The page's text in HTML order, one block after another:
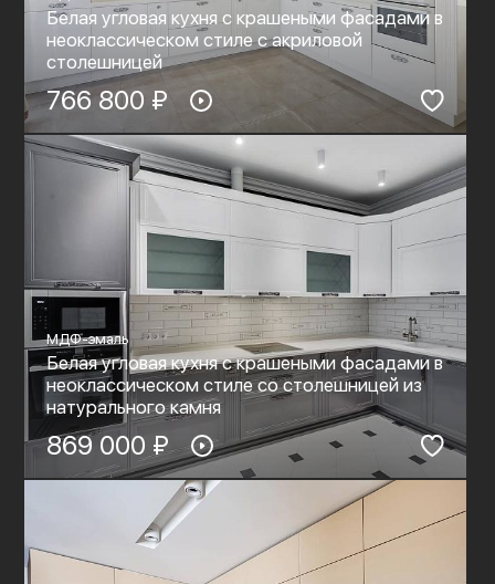
Белая угловая кухня с крашеными фасадами в
неоклассическом стиле c акриловой
столешницей
766 800 ₽
МДФ-эмаль
Белая угловая кухня с крашеными фасадами в
неоклассическом стиле со столешницей из
натурального камня
869 000 ₽